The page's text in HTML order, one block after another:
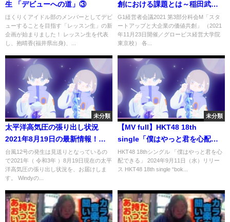
生 「デビューへの道」③
ほくりくアイドル部のメンバーとしてデビ
ューすることを目指す「レッスン生」の新
企画が始まりました！ レッスン生を代表
し、抱晴香(福井県出身)、...
創における課題とは～稲田武夫×
小澤隆生×中馬和彦×中村亜由子×
今野穣
G1経営者会議2021 第3部分科会M「スタ
ートアップと大企業の価値共創」 （2021
年11月23日開催／グロービス経営大学院
東京校） 各...
未分類
太平洋高気圧の張り出し状況
2021年8月19日の最新情報！台
風の進路は偏西風ジェット気流
と高気圧で決まる
台風12号の発生は見送りとなっているの
で2021年（ 令和3年 ）8月19日現在の太平
洋高気圧の張り出し状況を、お届けしま
す。 Windyの...
未分類
【MV full】HKT48 18th
single「僕はやっと君を心配で
きる」/ HKT48[公式]
HKT48 18thシングル 「僕はやっと君を心
配できる」 2024年9月11日（水）リリー
ス HKT48 18th single “bok...